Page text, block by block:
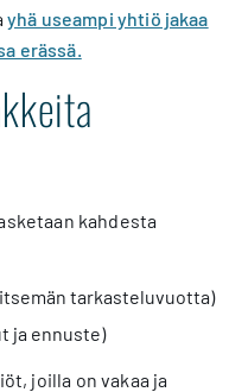
yhä useampi yhtiö jakaa
erässä.
kahdesta
tarkasteluvuotta)
ja ennuste)
joilla onvakaa ja